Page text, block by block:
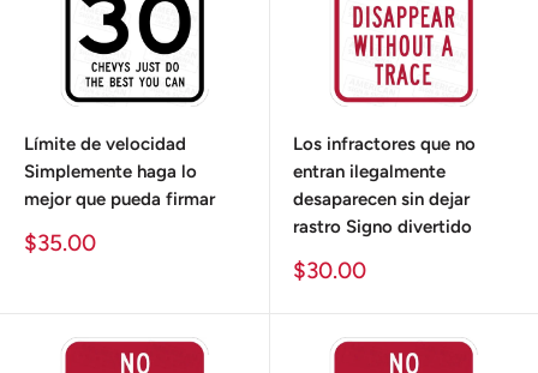
Límite de velocidad
Simplemente haga lo
mejor que pueda firmar
Precio
$35.00
Los infractores que no
entran ilegalmente
desaparecen sin dejar
rastro Signo divertido
Precio
$30.00